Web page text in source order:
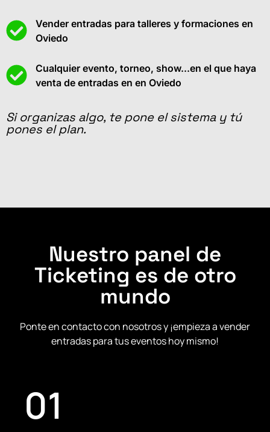
Vender entradas para talleres y formaciones en
Oviedo
Cualquier evento, torneo, show...en el que haya
venta de entradas en en Oviedo
Si organizas algo, te pone el sistema y tú
pones el plan.
Nuestro panel de
Ticketing es de otro
mundo
Ponte en contacto con nosotros y ¡empieza a vender
entradas para tus eventos hoy mismo!
01